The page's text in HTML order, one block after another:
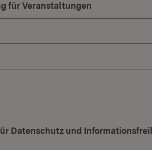
für Veranstaltungen
Datenschutz und